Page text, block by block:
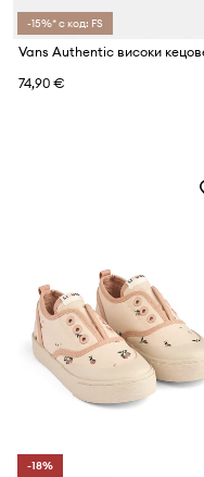
-15%* с код: FS
74,90 €
-18%